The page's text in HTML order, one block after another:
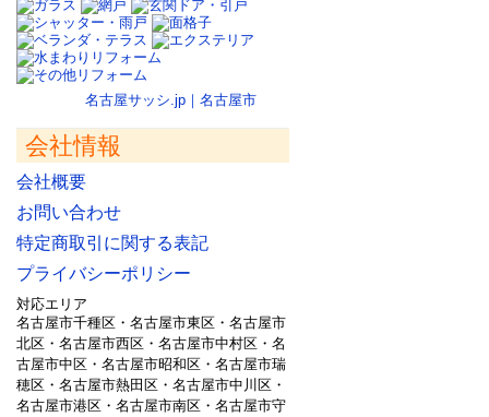
名古屋サッシ.jp｜名古屋市
会社情報
会社概要
お問い合わせ
特定商取引に関する表記
プライバシーポリシー
対応エリア
名古屋市千種区・名古屋市東区・名古屋市
北区・名古屋市西区・名古屋市中村区・名
古屋市中区・名古屋市昭和区・名古屋市瑞
穂区・名古屋市熱田区・名古屋市中川区・
名古屋市港区・名古屋市南区・名古屋市守